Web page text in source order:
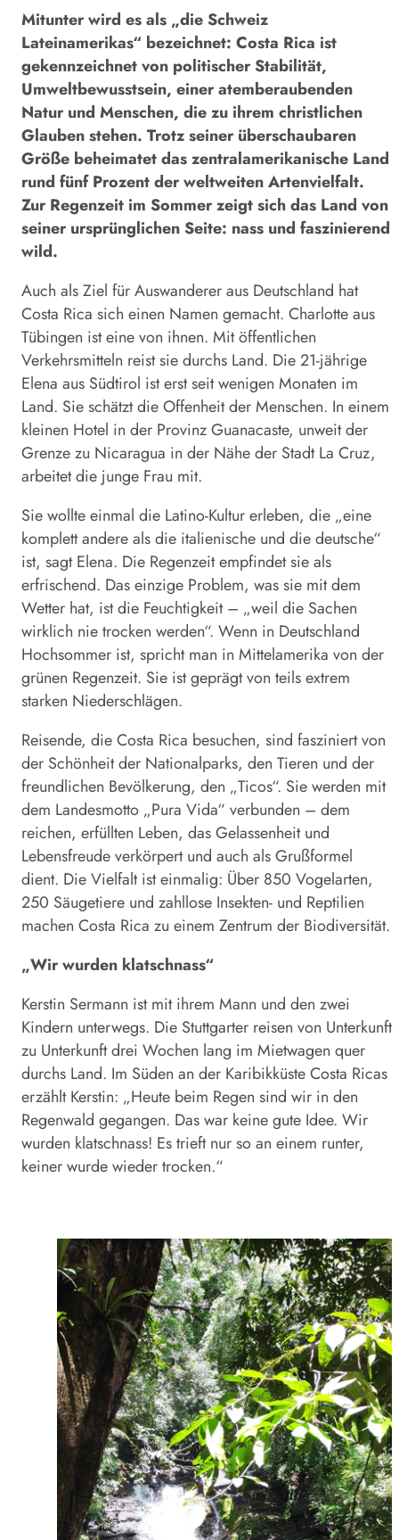
Mitunter wird es als „die Schweiz
Lateinamerikas“ bezeichnet: Costa Rica ist
gekennzeichnet von politischer Stabilität,
Umweltbewusstsein, einer atemberaubenden
Natur und Menschen, die zu ihrem christlichen
Glauben stehen. Trotz seiner überschaubaren
Größe beheimatet das zentralamerikanische Land
rund fünf Prozent der weltweiten Artenvielfalt.
Zur Regenzeit im Sommer zeigt sich das Land von
seiner ursprünglichen Seite: nass und faszinierend
wild.
Auch als Ziel für Auswanderer aus Deutschland hat
Costa Rica sich einen Namen gemacht. Charlotte aus
Tübingen ist eine von ihnen. Mit öffentlichen
Verkehrsmitteln reist sie durchs Land. Die 21-jährige
Elena aus Südtirol ist erst seit wenigen Monaten im
Land. Sie schätzt die Offenheit der Menschen. In einem
kleinen Hotel in der Provinz Guanacaste, unweit der
Grenze zu Nicaragua in der Nähe der Stadt La Cruz,
arbeitet die junge Frau mit.
Sie wollte einmal die Latino-Kultur erleben, die „eine
komplett andere als die italienische und die deutsche“
ist, sagt Elena. Die Regenzeit empfindet sie als
erfrischend. Das einzige Problem, was sie mit dem
Wetter hat, ist die Feuchtigkeit – „weil die Sachen
wirklich nie trocken werden“. Wenn in Deutschland
Hochsommer ist, spricht man in Mittelamerika von der
grünen Regenzeit. Sie ist geprägt von teils extrem
starken Niederschlägen.
Reisende, die Costa Rica besuchen, sind fasziniert von
der Schönheit der Nationalparks, den Tieren und der
freundlichen Bevölkerung, den „Ticos“. Sie werden mit
dem Landesmotto „Pura Vida“ verbunden – dem
reichen, erfüllten Leben, das Gelassenheit und
Lebensfreude verkörpert und auch als Grußformel
dient. Die Vielfalt ist einmalig: Über 850 Vogelarten,
250 Säugetiere und zahllose Insekten- und Reptilien
machen Costa Rica zu einem Zentrum der Biodiversität.
„Wir wurden klatschnass“
Kerstin Sermann ist mit ihrem Mann und den zwei
Kindern unterwegs. Die Stuttgarter reisen von Unterkunft
zu Unterkunft drei Wochen lang im Mietwagen quer
durchs Land. Im Süden an der Karibikküste Costa Ricas
erzählt Kerstin: „Heute beim Regen sind wir in den
Regenwald gegangen. Das war keine gute Idee. Wir
wurden klatschnass! Es trieft nur so an einem runter,
keiner wurde wieder trocken.“